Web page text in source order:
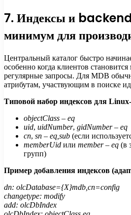
7. Индексы и
минимум для
Центральный каталог быстро
особенно когда клиентов
регулярные запросы. Для MDB
атрибутам, участвующим в поиске
Типовой набор индексов для
objectClass – eq
uid, uidNumber, gidNumber– eq
cn, sn – eq,sub (если
memberUid или member– eq (в
групп)
Пример добавления индексов
dn: olcDatabase={X}mdb,cn=config
changetype: modify
add: olcDbIndex